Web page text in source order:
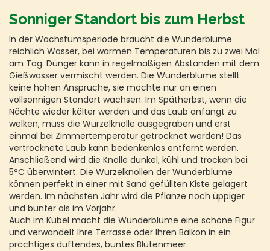
Sonniger Standort bis zum Herbst
In der Wachstumsperiode braucht die Wunderblume
reichlich Wasser, bei warmen Temperaturen bis zu zwei Mal
am Tag. Dünger kann in regelmäßigen Abständen mit dem
Gießwasser vermischt werden. Die Wunderblume stellt
keine hohen Ansprüche, sie möchte nur an einen
vollsonnigen Standort wachsen. Im Spätherbst, wenn die
Nächte wieder kälter werden und das Laub anfängt zu
welken, muss die Wurzelknolle ausgegraben und erst
einmal bei Zimmertemperatur getrocknet werden! Das
vertrocknete Laub kann bedenkenlos entfernt werden.
Anschließend wird die Knolle dunkel, kühl und trocken bei
5°C überwintert. Die Wurzelknollen der Wunderblume
können perfekt in einer mit Sand gefüllten Kiste gelagert
werden. Im nächsten Jahr wird die Pflanze noch üppiger
und bunter als im Vorjahr.
Auch im Kübel macht die Wunderblume eine schöne Figur
und verwandelt Ihre Terrasse oder Ihren Balkon in ein
prächtiges duftendes, buntes Blütenmeer.